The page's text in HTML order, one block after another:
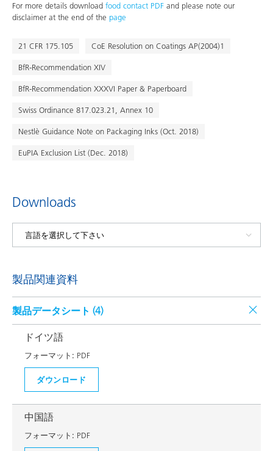
For more details download food contact PDF and please note our
disclaimer at the end of the page
21 CFR 175.105 CoE Resolution on Coatings AP(2004)1
BfR-Recommendation XIV
BfR-Recommendation XXXVI Paper & Paperboard
Swiss Ordinance 817.023.21, Annex 10
Nestlè Guidance Note on Packaging Inks (Oct. 2018)
EuPIA Exclusion List (Dec. 2018)
Downloads
製品関連資料
製品データシート (4)
ドイツ語
フォーマット: PDF
ダウンロード
中国語
フォーマット: PDF